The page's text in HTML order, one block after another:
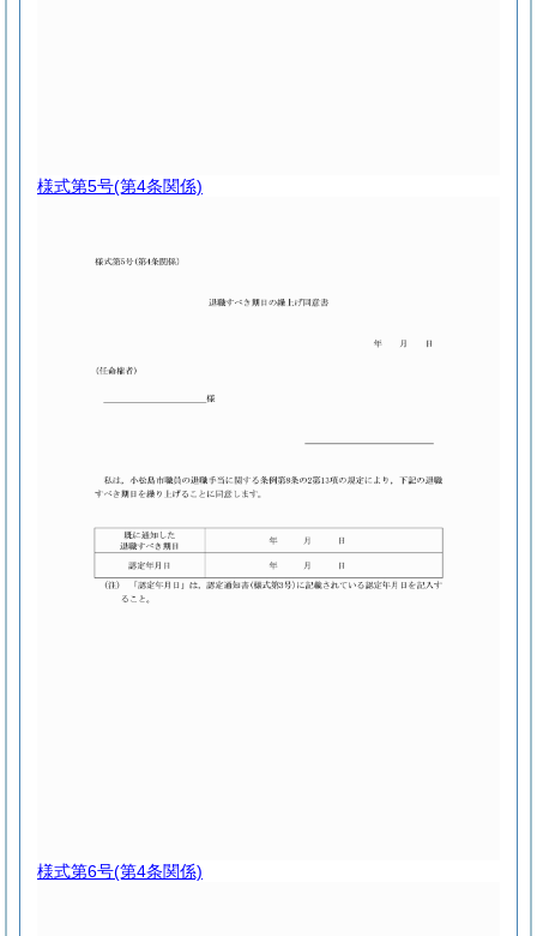
様式第5号(第4条関係)
様式第6号(第4条関係)